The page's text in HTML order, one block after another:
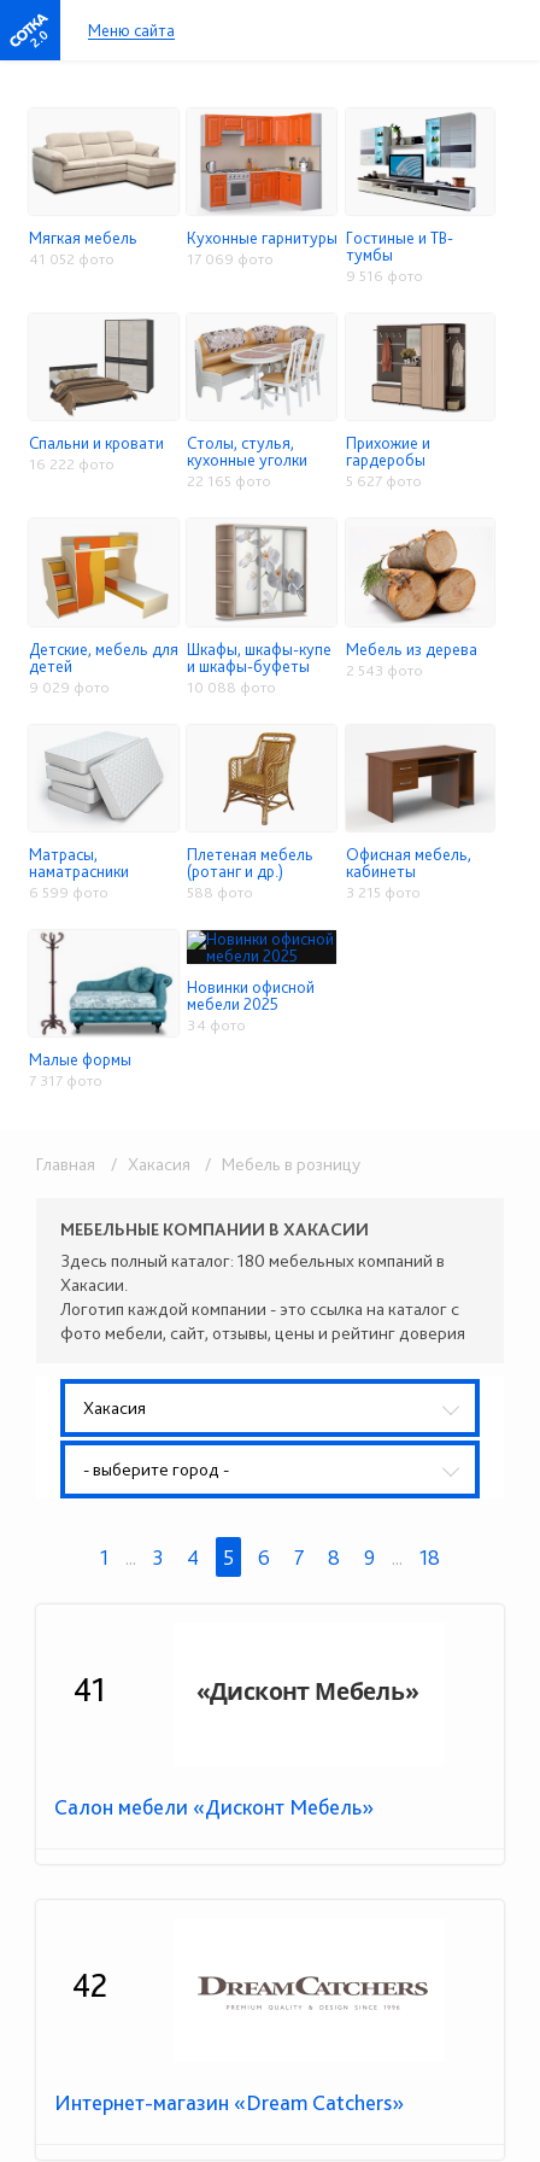
2.0 Меню сайта
Мягкая мебель
41 052 фото
Кухонные гарнитуры
17 069 фото
Гостиные и ТВ-
тумбы
9 516 фото
Спальни и кровати
16 222 фото
Столы, стулья,
кухонные уголки
22 165 фото
Прихожие и
гардеробы
5 627 фото
Детские, мебель для
детей
9 029 фото
Шкафы, шкафы-купе
и шкафы-буфеты
10 088 фото
Мебель из дерева
2 543 фото
Матрасы,
наматрасники
6 599 фото
Плетеная мебель
(ротанг и др.)
588 фото
Офисная мебель,
кабинеты
3 215 фото
Малые формы
7 317 фото
Новинки офисной
мебели 2025
34 фото
Главная / Хакасия / Мебель в розницу
МЕБЕЛЬНЫЕ КОМПАНИИ В ХАКАСИИ
Здесь полный каталог: 180 мебельных компаний в
Хакасии.
Логотип каждой компании - это ссылка на каталог с
фото мебели, сайт, отзывы, цены и рейтинг доверия
Хакасия
- выберите город -
1 ... 3 4 5 6 7 8 9 ... 18
41
Салон мебели «Дисконт Мебель»
42
Интернет-магазин «Dream Catchers»